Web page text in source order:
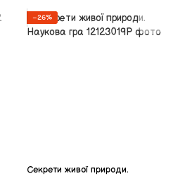
−26%
Секрети живої природи.